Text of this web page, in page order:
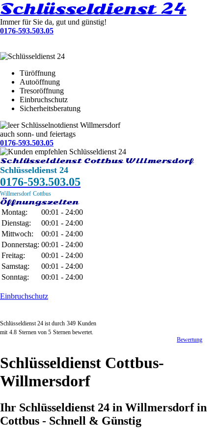
Schlüsseldienst 24
Immer für Sie da, gut und günstig!
0176-593.503.05
Türöffnung
Autoöffnung
Tresoröffnung
Einbruchschutz
Sicherheitsberatung
Schlüsselnotdienst Willmersdorf
auch sonn- und feiertags
0176-593.503.05
Schlüsseldienst Cottbus Willmersdorf
Schlüsseldienst 24
0176-593.503.05
Willmersdorf Cottbus
Öffnungszeiten
Montag:
00:01 - 24:00
Dienstag:
00:01 - 24:00
Mittwoch:
00:01 - 24:00
Donnerstag: 00:01 - 24:00
Freitag:
00:01 - 24:00
Samstag:
00:01 - 24:00
Sonntag:
00:01 - 24:00
Einbruchschutz
Schlüsseldienst 24 ist durch 349 Kunden
mit 4.8 Sternen von 5 Sternen bewertet.
Bewertung
Schlüsseldienst Cottbus-
Willmersdorf
Ihr Schlüsseldienst 24 in Willmersdorf in
Cottbus - Schnell & Günstig